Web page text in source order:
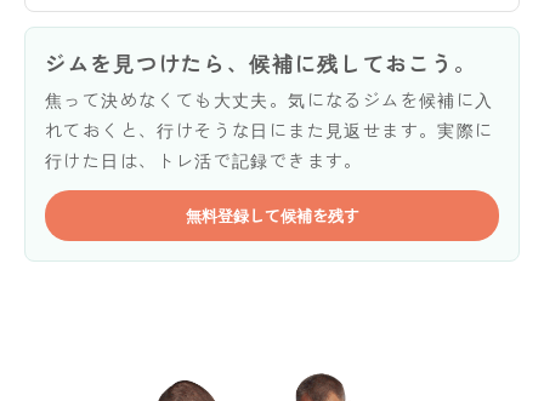
ジムを見つけたら、候補に残しておこう。
焦って決めなくても大丈夫。気になるジムを候補に入
れておくと、行けそうな日にまた見返せます。実際に
行けた日は、トレ活で記録できます。
無料登録して候補を残す